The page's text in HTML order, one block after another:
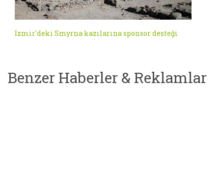
İzmir'deki Smyrna kazılarına sponsor desteği
Benzer Haberler & Reklamlar